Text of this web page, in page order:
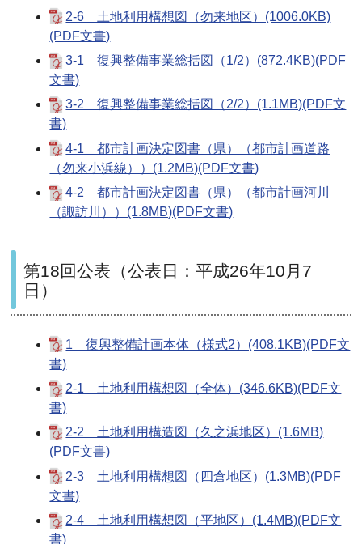
2-6 土地利用構想図（勿来地区）(1006.0KB)
(PDF文書)
3-1 復興整備事業総括図（1/2）(872.4KB)(PDF
文書)
3-2 復興整備事業総括図（2/2）(1.1MB)(PDF文
書)
4-1 都市計画決定図書（県）（都市計画道路
（勿来小浜線））(1.2MB)(PDF文書)
4-2 都市計画決定図書（県）（都市計画河川
（諏訪川））(1.8MB)(PDF文書)
第18回公表（公表日：平成26年10月7
日）
1 復興整備計画本体（様式2）(408.1KB)(PDF文
書)
2-1 土地利用構想図（全体）(346.6KB)(PDF文
書)
2-2 土地利用構造図（久之浜地区）(1.6MB)
(PDF文書)
2-3 土地利用構想図（四倉地区）(1.3MB)(PDF
文書)
2-4 土地利用構想図（平地区）(1.4MB)(PDF文
書)